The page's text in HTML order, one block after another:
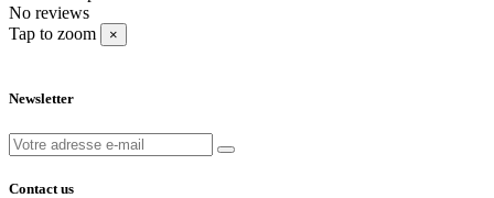
No reviews
Tap to zoom
×
Newsletter
Contact us